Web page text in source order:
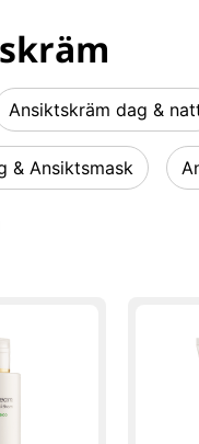
Ansiktskräm dag &
& Ansiktsmask